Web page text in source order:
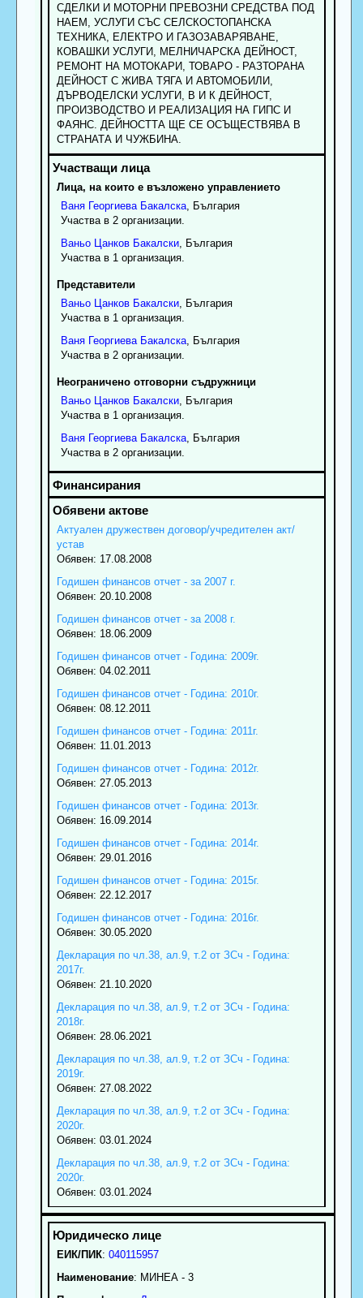
СДЕЛКИ И МОТОРНИ ПРЕВОЗНИ СРЕДСТВА ПОД
НАЕМ, УСЛУГИ СЪС СЕЛСКОСТОПАНСКА
ТЕХНИКА, ЕЛЕКТРО И ГАЗОЗАВАРЯВАНЕ,
КОВАШКИ УСЛУГИ, МЕЛНИЧАРСКА ДЕЙНОСТ,
РЕМОНТ НА МОТОКАРИ, ТОВАРО - РАЗТОРАНА
ДЕЙНОСТ С ЖИВА ТЯГА И АВТОМОБИЛИ,
ДЪРВОДЕЛСКИ УСЛУГИ, В И К ДЕЙНОСТ,
ПРОИЗВОДСТВО И РЕАЛИЗАЦИЯ НА ГИПС И
ФАЯНС. ДЕЙНОСТТА ЩЕ СЕ ОСЪЩЕСТВЯВА В
СТРАНАТА И ЧУЖБИНА.
Лица, на които е възложено управлението
Ваня Георгиева Бакалска, България
Участва в 2 организации.
Ваньо Цанков Бакалски, България
Участва в 1 организация.
Представители
Ваньо Цанков Бакалски, България
Участва в 1 организация.
Ваня Георгиева Бакалска, България
Участва в 2 организации.
Неограничено отговорни съдружници
Ваньо Цанков Бакалски, България
Участва в 1 организация.
Ваня Георгиева Бакалска, България
Участва в 2 организации.
Актуален дружествен договор/учредителен акт/
устав
Обявен: 17.08.2008
Годишен финансов отчет - за 2007 г.
Обявен: 20.10.2008
Годишен финансов отчет - за 2008 г.
Обявен: 18.06.2009
Годишен финансов отчет - Година: 2009г.
Обявен: 04.02.2011
Годишен финансов отчет - Година: 2010г.
Обявен: 08.12.2011
Годишен финансов отчет - Година: 2011г.
Обявен: 11.01.2013
Годишен финансов отчет - Година: 2012г.
Обявен: 27.05.2013
Годишен финансов отчет - Година: 2013г.
Обявен: 16.09.2014
Годишен финансов отчет - Година: 2014г.
Обявен: 29.01.2016
Годишен финансов отчет - Година: 2015г.
Обявен: 22.12.2017
Годишен финансов отчет - Година: 2016г.
Обявен: 30.05.2020
Декларация по чл.38, ал.9, т.2 от ЗСч - Година:
2017г.
Обявен: 21.10.2020
Декларация по чл.38, ал.9, т.2 от ЗСч - Година:
2018г.
Обявен: 28.06.2021
Декларация по чл.38, ал.9, т.2 от ЗСч - Година:
2019г.
Обявен: 27.08.2022
Декларация по чл.38, ал.9, т.2 от ЗСч - Година:
2020г.
Обявен: 03.01.2024
Декларация по чл.38, ал.9, т.2 от ЗСч - Година:
2020г.
Обявен: 03.01.2024
ЕИК/ПИК: 040115957
Наименование: МИНЕА - 3